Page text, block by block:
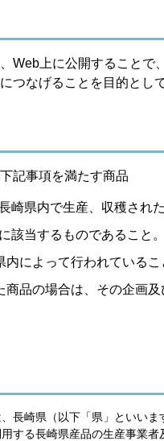
Web上に公開すること
つなげることを目的とし
記事項を満たす商品
県内で生産、収穫され
該当するものであること。
によって行われているこ
品の場合は、その企画
長崎県（以下「県」といい
する長崎県産品の生産事業